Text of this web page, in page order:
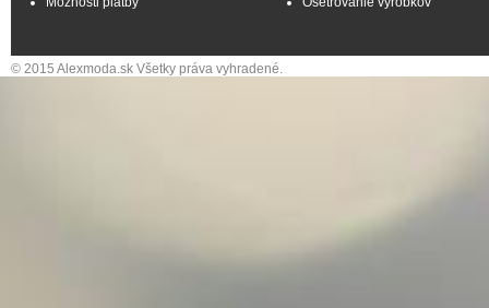
© 2015 Alexmoda.sk Všetky práva vyhradené.